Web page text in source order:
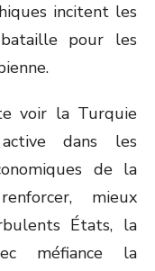
incitent les
pour les
voir la Turquie
dans les
de la
mieux
États, la
méfiance la